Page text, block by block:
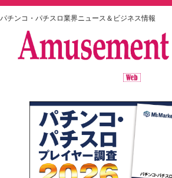
パチンコ・パチスロ業界ニュース＆ビジネス情報